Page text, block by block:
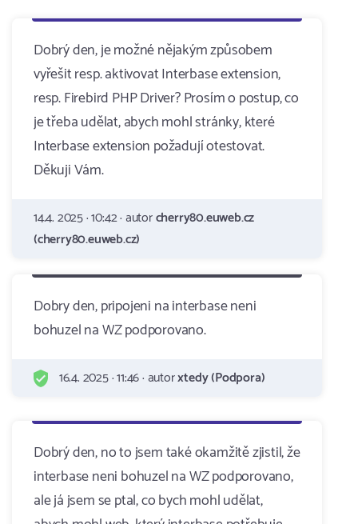
Dobrý den, je možné nějakým způsobem
vyřešit resp. aktivovat Interbase extension,
resp. Firebird PHP Driver? Prosím o postup, co
je třeba udělat, abych mohl stránky, které
Interbase extension požadují otestovat.
Děkuji Vám.
14.4. 2025 · 10:42 · autorcherry80.euweb.cz
(cherry80.euweb.cz)
Dobry den, pripojeni na interbase neni
bohuzel na WZ podporovano.
16.4. 2025 · 11:46 · autorxtedy (Podpora)
Dobrý den, no to jsem také okamžitě zjistil, že
interbase neni bohuzel na WZ podporovano,
ale já jsem se ptal, co bych mohl udělat,